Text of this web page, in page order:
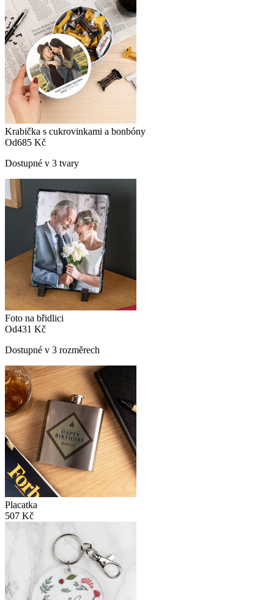
Krabička s cukrovinkami a bonbóny
Od685 Kč
Dostupné v 3 tvary
Foto na břidlici
Od431 Kč
Dostupné v 3 rozměrech
Placatka
507 Kč